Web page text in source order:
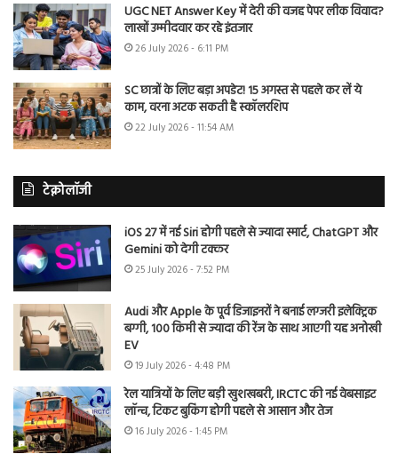
UGC NET Answer Key में देरी की वजह पेपर लीक विवाद?
लाखों उम्मीदवार कर रहे इंतजार
26 July 2026 - 6:11 PM
SC छात्रों के लिए बड़ा अपडेट! 15 अगस्त से पहले कर लें ये
काम, वरना अटक सकती है स्कॉलरशिप
22 July 2026 - 11:54 AM
टेक्नोलॉजी
iOS 27 में नई Siri होगी पहले से ज्यादा स्मार्ट, ChatGPT और
Gemini को देगी टक्कर
25 July 2026 - 7:52 PM
Audi और Apple के पूर्व डिजाइनरों ने बनाई लग्जरी इलेक्ट्रिक
बग्गी, 100 किमी से ज्यादा की रेंज के साथ आएगी यह अनोखी
EV
19 July 2026 - 4:48 PM
रेल यात्रियों के लिए बड़ी खुशखबरी, IRCTC की नई वेबसाइट
लॉन्च, टिकट बुकिंग होगी पहले से आसान और तेज
16 July 2026 - 1:45 PM